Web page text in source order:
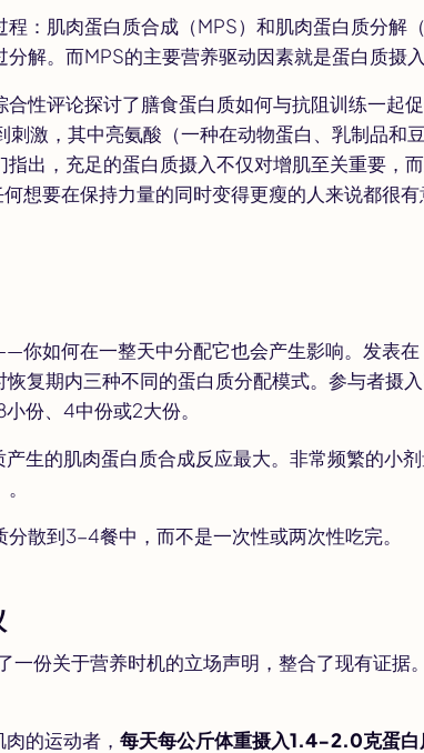
：肌肉蛋白质合成（MPS）和肌肉蛋白质分解
解。而MPS的主要营养驱动因素就是蛋白质摄入
性评论探讨了膳食蛋白质如何与抗阻训练一起
刺激，其中亮氨酸（一种在动物蛋白、乳制品和
出，充足的蛋白质摄入不仅对增肌至关重要，
想要在保持力量的同时变得更瘦的人来说都很有
你如何在一整天中分配它也会产生影响。发表
复期内三种不同的蛋白质分配模式。参与者摄
份、4中份或2大份。
生的肌肉蛋白质合成反应最大。非常频繁的小
散到3-4餐中，而不是一次性或两次性吃完。
一份关于营养时机的立场声明，整合了现有证据
的运动者， 每天每公斤体重摄入1.4-2.0克蛋白